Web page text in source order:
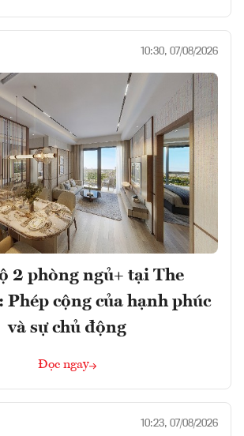
10:30, 07/08/2026
2 phòng ngủ+ tại The
cộng của hạnh phúc
và sự chủ động
Đọc ngay
10:23, 07/08/2026